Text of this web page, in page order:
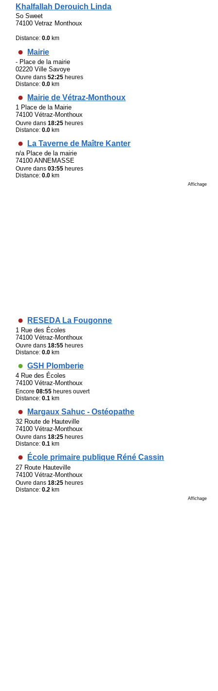
Khalfallah Derouich Linda
So Sweet
74100 Vetraz Monthoux
Distance:0.0 km
Mairie
- Place de la mairie
02220 Ville Savoye
Ouvre dans52:25 heures
Distance:0.0 km
Mairie de Vétraz-Monthoux
1 Place de la Mairie
74100 Vétraz-Monthoux
Ouvre dans18:25 heures
Distance:0.0 km
La Taverne de Maître Kanter
n/a Place de la mairie
74100 ANNEMASSE
Ouvre dans03:55 heures
Distance:0.0 km
Affichage
RESEDA La Fougonne
1 Rue des Écoles
74100 Vétraz-Monthoux
Ouvre dans18:55 heures
Distance:0.0 km
GSH Plomberie
4 Rue des Écoles
74100 Vétraz-Monthoux
Encore08:55 heures ouvert
Distance:0.1 km
Margaux Sahuc - Ostéopathe
32 Route de Hauteville
74100 Vétraz-Monthoux
Ouvre dans18:25 heures
Distance:0.1 km
École primaire publique Réné Cassin
27 Route Hauteville
74100 Vétraz-Monthoux
Ouvre dans18:25 heures
Distance:0.2 km
Affichage